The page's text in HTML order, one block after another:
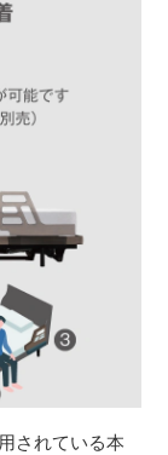
されている本